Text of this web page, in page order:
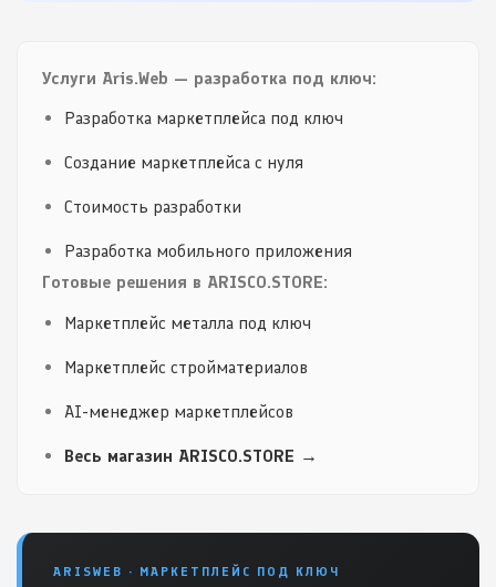
Услуги Aris.Web — разработка под ключ:
Разработка маркетплейса под ключ
Создание маркетплейса с нуля
Стоимость разработки
Разработка мобильного приложения
Готовые решения в ARISCO.STORE:
Маркетплейс металла под ключ
Маркетплейс стройматериалов
AI-менеджер маркетплейсов
Весь магазин ARISCO.STORE →
ARISWEB · МАРКЕТПЛЕЙС ПОД КЛЮЧ